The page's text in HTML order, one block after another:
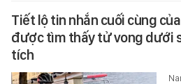
Tiết lộ tin nhắn cuối cùng
được tìm thấy tử vong dưới
tích